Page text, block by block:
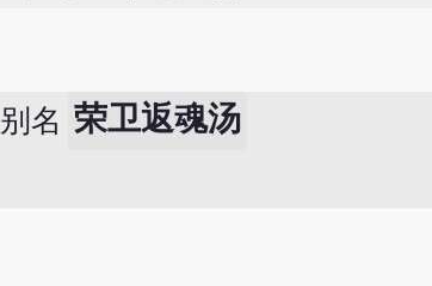
别名 荣卫返魂汤